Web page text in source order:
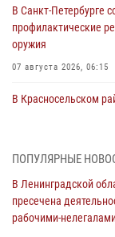
В Санкт-Петербурге
профилактические
оружия
07 августа 2026, 06:15
В Красносельском
06 августа 2026, 13:39
В Центральном
хулигана,
домами
ПОПУЛЯРНЫЕ
В Ленинградской
пресечена
рабочими-